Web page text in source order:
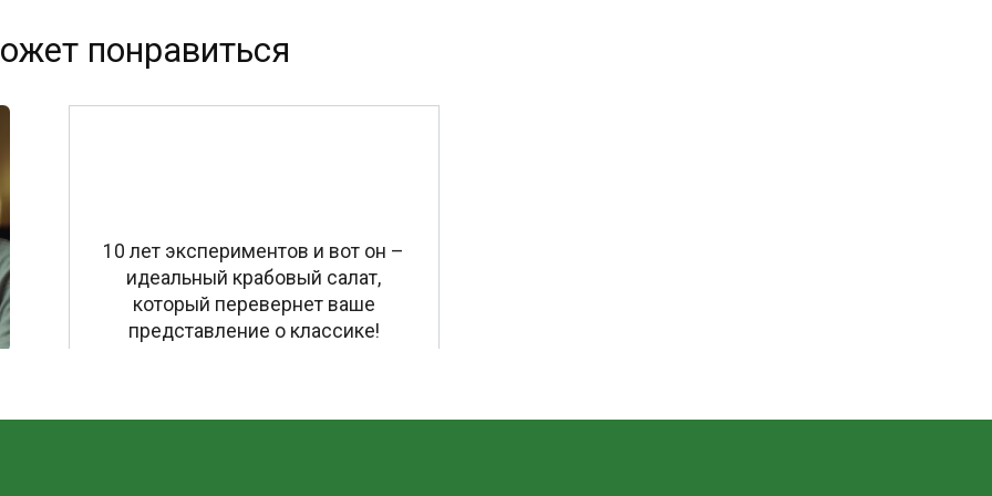
понравиться
10 лет экспериментов и вот он –
идеальный крабовый салат,
который перевернет ваше
представление о классике!